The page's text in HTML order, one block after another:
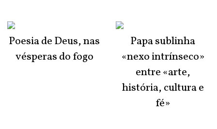
Poesia de Deus, nas
vésperas do fogo
Papa sublinha
«nexo intrínseco»
entre «arte,
história, cultura e
fé»